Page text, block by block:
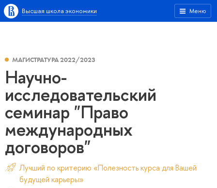
Меню
Высшая школа экономики
МАГИСТРАТУРА 2022/2023
Научно-
исследовательский
семинар "Право
международных
договоров"
Лучший по критерию «Полезность курса для Вашей
будущей карьеры»